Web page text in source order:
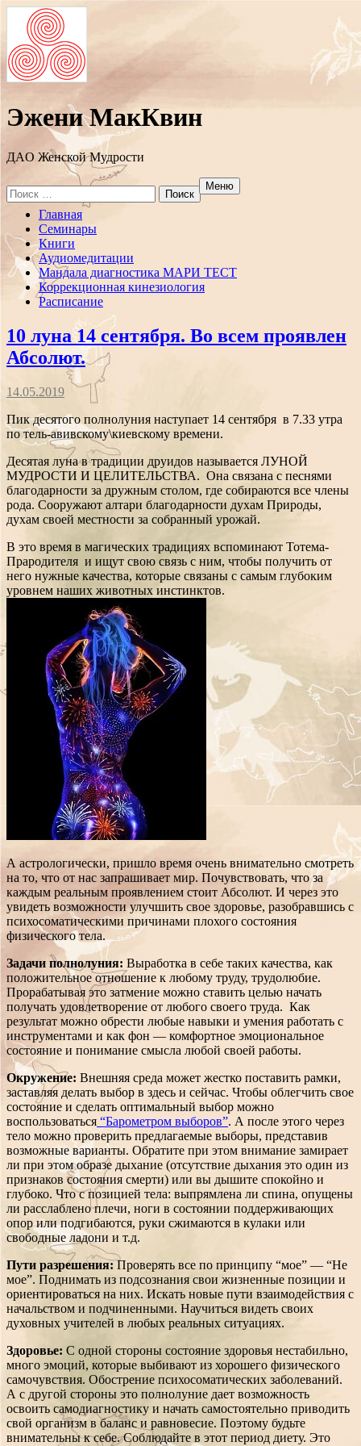
Эжени МакКвин
ДAO Женской Мудрости
Search
for:
Меню
Перейти
содержанию
Главная
Семинары
Книги
Аудиомедитации
Мандала диагностика МАРИ ТЕСТ
Коррекционная кинезиология
Расписание
10 луна 14 сентября. Во всем проявлен
Абсолют.
14.05.2019
Пик десятого полнолуния наступает 14 сентября в 7.33 утра
по тель-авивскому\киевскому времени.
Десятая луна в традиции друидов называется ЛУНОЙ
МУДРОСТИ И ЦЕЛИТЕЛЬСТВА. Она связана с песнями
благодарности за дружным столом, где собираются все члены
рода. Сооружают алтари благодарности духам Природы,
духам своей местности за собранный урожай.
В это время в магических традициях вспоминают Тотема-
Прародителя и ищут свою связь с ним, чтобы получить от
него нужные качества, которые связаны с самым глубоким
уровнем наших животных инстинктов.
А астрологически, пришло время очень внимательно смотреть
на то, что от нас запрашивает мир. Почувствовать, что за
каждым реальным проявлением стоит Абсолют. И через это
увидеть возможности улучшить свое здоровье, разобравшись с
психосоматическими причинами плохого состояния
физического тела.
Задачи полнолуния: Выработка в себе таких качества, как
положительное отношение к любому труду, трудолюбие.
Прорабатывая это затмение можно ставить целью начать
получать удовлетворение от любого своего труда. Как
результат можно обрести любые навыки и умения работать с
инструментами и как фон — комфортное эмоциональное
состояние и понимание смысла любой своей работы.
Окружение: Внешняя среда может жестко поставить рамки,
заставляя делать выбор в здесь и сейчас. Чтобы облегчить свое
состояние и сделать оптимальный выбор можно
воспользоваться “Барометром выборов”. А после этого через
тело можно проверить предлагаемые выборы, представив
возможные варианты. Обратите при этом внимание замирает
ли при этом образе дыхание (отсутствие дыхания это один из
признаков состояния смерти) или вы дышите спокойно и
глубоко. Что с позицией тела: выпрямлена ли спина, опущены
ли расслаблено плечи, ноги в состоянии поддерживающих
опор или подгибаются, руки сжимаются в кулаки или
свободные ладони и т.д.
Пути разрешения:Проверять все по принципу “мое” — “Не
мое”. Поднимать из подсознания свои жизненные позиции и
ориентироваться на них. Искать новые пути взаимодействия с
начальством и подчиненными. Научиться видеть своих
духовных учителей в любых реальных ситуациях.
Здоровье: С одной стороны состояние здоровья нестабильно,
много эмоций, которые выбивают из хорошего физического
самочувствия. Обострение психосоматических заболеваний.
А с другой стороны это полнолуние дает возможность
освоить самодиагностику и начать самостоятельно приводить
свой организм в баланс и равновесие. Поэтому будьте
внимательны к себе. Соблюдайте в этот период диету. Это